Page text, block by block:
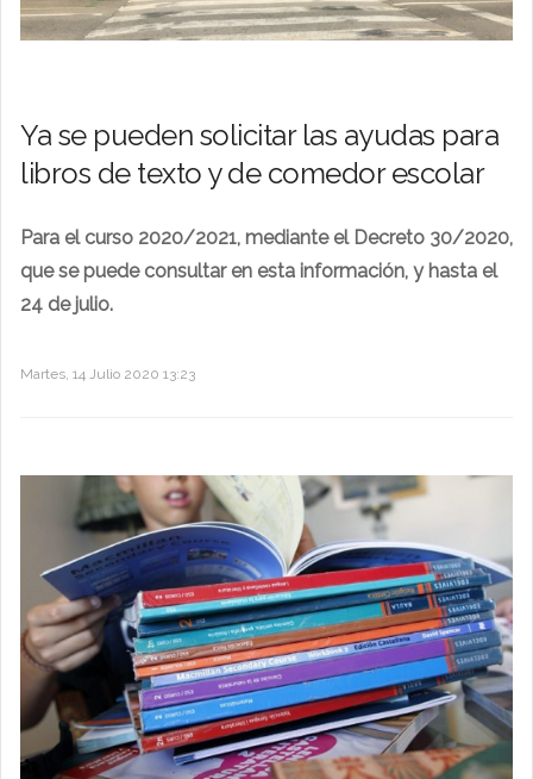
Ya se pueden solicitar las ayudas para
libros de texto y de comedor escolar
Para el curso 2020/2021, mediante el Decreto 30/2020,
que se puede consultar en esta información, y hasta el
24 de julio.
Martes, 14 Julio 2020 13:23